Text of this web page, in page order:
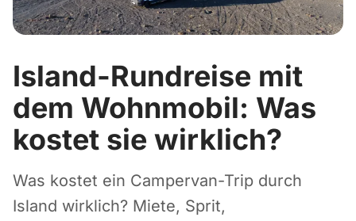
Island-Rundreise mit
dem Wohnmobil: Was
kostet sie wirklich?
Was kostet ein Campervan-Trip durch
Island wirklich? Miete, Sprit,